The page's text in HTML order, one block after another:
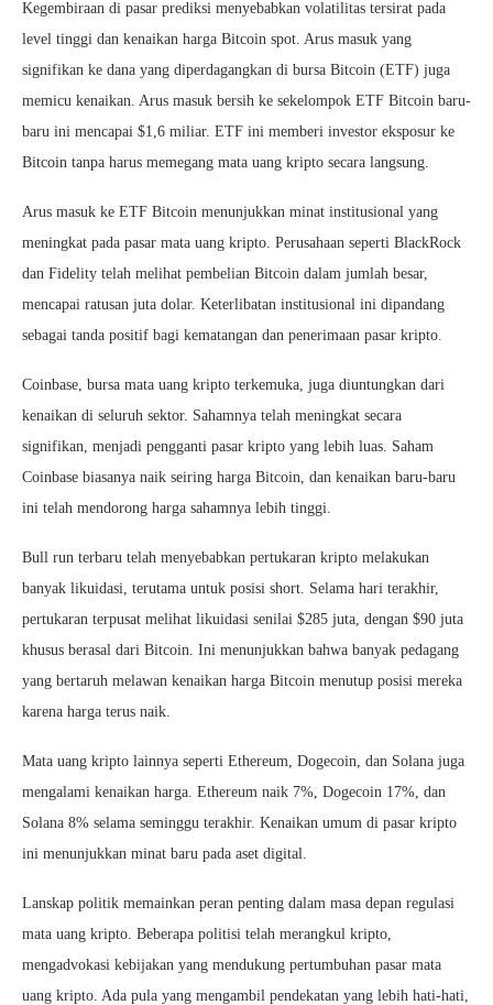
Kegembiraan di pasar prediksi menyebabkan volatilitas tersirat pada
level tinggi dan kenaikan harga Bitcoin spot. Arus masuk yang
signifikan ke dana yang diperdagangkan di bursa Bitcoin (ETF) juga
memicu kenaikan. Arus masuk bersih ke sekelompok ETF Bitcoin baru-
baru ini mencapai $1,6 miliar. ETF ini memberi investor eksposur ke
Bitcoin tanpa harus memegang mata uang kripto secara langsung.
Arus masuk ke ETF Bitcoin menunjukkan minat institusional yang
meningkat pada pasar mata uang kripto. Perusahaan seperti BlackRock
dan Fidelity telah melihat pembelian Bitcoin dalam jumlah besar,
mencapai ratusan juta dolar. Keterlibatan institusional ini dipandang
sebagai tanda positif bagi kematangan dan penerimaan pasar kripto.
Coinbase, bursa mata uang kripto terkemuka, juga diuntungkan dari
kenaikan di seluruh sektor. Sahamnya telah meningkat secara
signifikan, menjadi pengganti pasar kripto yang lebih luas. Saham
Coinbase biasanya naik seiring harga Bitcoin, dan kenaikan baru-baru
ini telah mendorong harga sahamnya lebih tinggi.
Bull run terbaru telah menyebabkan pertukaran kripto melakukan
banyak likuidasi, terutama untuk posisi short. Selama hari terakhir,
pertukaran terpusat melihat likuidasi senilai $285 juta, dengan $90 juta
khusus berasal dari Bitcoin. Ini menunjukkan bahwa banyak pedagang
yang bertaruh melawan kenaikan harga Bitcoin menutup posisi mereka
karena harga terus naik.
Mata uang kripto lainnya seperti Ethereum, Dogecoin, dan Solana juga
mengalami kenaikan harga. Ethereum naik 7%, Dogecoin 17%, dan
Solana 8% selama seminggu terakhir. Kenaikan umum di pasar kripto
ini menunjukkan minat baru pada aset digital.
Lanskap politik memainkan peran penting dalam masa depan regulasi
mata uang kripto. Beberapa politisi telah merangkul kripto,
mengadvokasi kebijakan yang mendukung pertumbuhan pasar mata
uang kripto. Ada pula yang mengambil pendekatan yang lebih hati-hati,